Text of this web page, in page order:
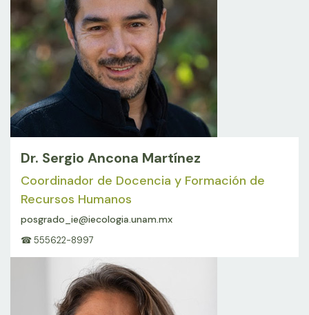
Dr. Sergio Ancona Martínez
Coordinador de Docencia y Formación de
Recursos Humanos
posgrado_ie@iecologia.unam.mx
☎ 555622-8997